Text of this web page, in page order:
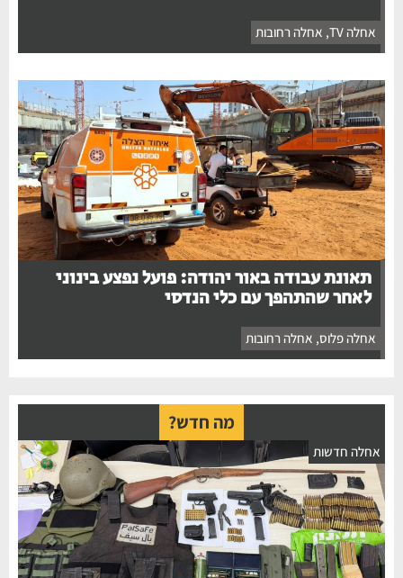
אחלה TV , אחלה רחובות
תאונת עבודה באור יהודה: פועל נפצע בינוני
לאחר שהתהפך עם כלי הנדסי
אחלה פלוס, אחלה רחובות
מה חדש?
אחלה חדשות